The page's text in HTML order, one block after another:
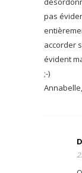
pas
accorder
évident
;-)
Annabelle,